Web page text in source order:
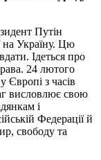
Путін
на Україну. Цю
Ідеться про
24 лютого
Європі з часів
висловлює свою
і
Федерації й
свободу та